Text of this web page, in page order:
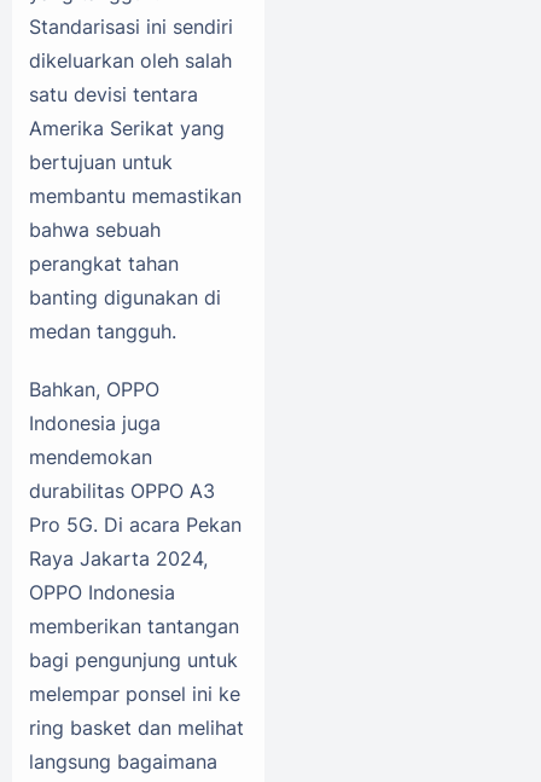
Standarisasi ini sendiri
dikeluarkan oleh salah
satu devisi tentara
Amerika Serikat yang
bertujuan untuk
membantu memastikan
bahwa sebuah
perangkat tahan
banting digunakan di
medan tangguh.
Bahkan, OPPO
Indonesia juga
mendemokan
durabilitas OPPO A3
Pro 5G. Di acara Pekan
Raya Jakarta 2024,
OPPO Indonesia
memberikan tantangan
bagi pengunjung untuk
melempar ponsel ini ke
ring basket dan melihat
langsung bagaimana